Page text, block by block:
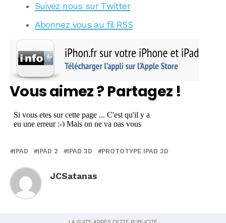
Suivez nous sur Twitter
Abonnez vous au fil RSS
Vous aimez ? Partagez !
IPAD IPAD 2 IPAD 3D PROTOTYPE IPAD 3D
JCSatanas